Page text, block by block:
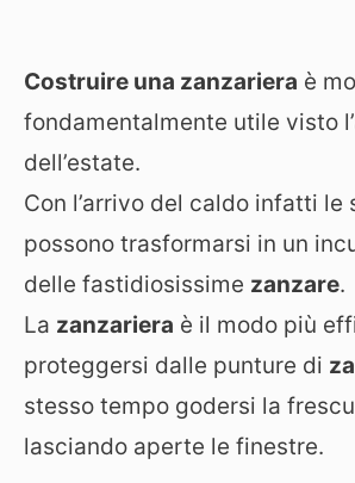
Costruire una zanzariera è
fondamentalmente utile visto
dell’estate.
Con l’arrivo del caldo infatti le
possono trasformarsi in un
delle fastidiosissime zanzare.
La zanzariera è il modo più
proteggersi dalle punture di
stesso tempo godersi la
lasciando aperte le finestre.